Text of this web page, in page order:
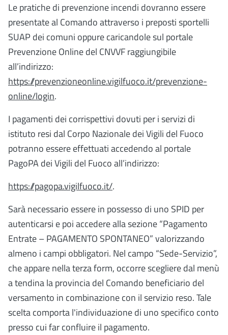
Le pratiche di prevenzione incendi dovranno essere
presentate al Comando attraverso i preposti sportelli
SUAP dei comuni oppure caricandole sul portale
Prevenzione Online del CNVVF raggiungibile
all’indirizzo:
https://prevenzioneonline.vigilfuoco.it/prevenzione-
online/login.
I pagamenti dei corrispettivi dovuti per i servizi di
istituto resi dal Corpo Nazionale dei Vigili del Fuoco
potranno essere effettuati accedendo al portale
PagoPA dei Vigili del Fuoco all’indirizzo:
https://pagopa.vigilfuoco.it/.
Sarà necessario essere in possesso di uno SPID per
autenticarsi e poi accedere alla sezione “Pagamento
Entrate – PAGAMENTO SPONTANEO” valorizzando
almeno i campi obbligatori. Nel campo “Sede-Servizio”,
che appare nella terza form, occorre scegliere dal menù
a tendina la provincia del Comando beneficiario del
versamento in combinazione con il servizio reso. Tale
scelta comporta l'individuazione di uno specifico conto
presso cui far confluire il pagamento.